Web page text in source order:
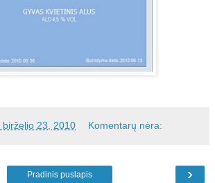
23, 2010 Komentarų nėra:
›
Pradinis puslapis